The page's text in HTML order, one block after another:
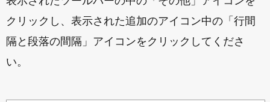
クリックし、表示された追加のアイコン中の「行間
隔と段落の間隔」アイコンをクリックしてくださ
い。